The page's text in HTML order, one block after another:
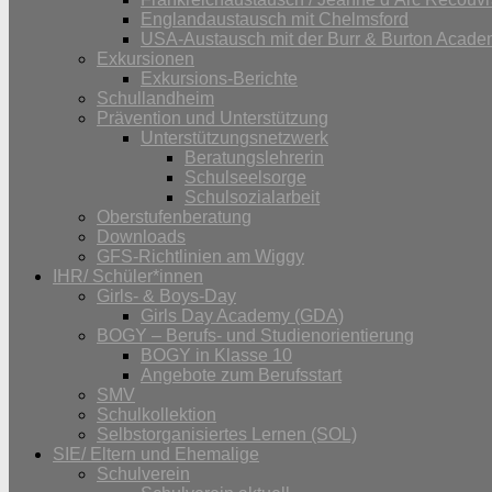
Englandaustausch mit Chelmsford
USA-Austausch mit der Burr & Burton
Exkursionen
Exkursions-Berichte
Schullandheim
Prävention und Unterstützung
Unterstützungsnetzwerk
Beratungslehrerin
Schulseelsorge
Schulsozialarbeit
Oberstufenberatung
Downloads
GFS-Richtlinien am Wiggy
IHR/ Schüler*innen
Girls- & Boys-Day
Girls Day Academy (GDA)
BOGY – Berufs- und Studienorientierung
BOGY in Klasse 10
Angebote zum Berufsstart
SMV
Schulkollektion
Selbstorganisiertes Lernen (SOL)
SIE/ Eltern und Ehemalige
Schulverein